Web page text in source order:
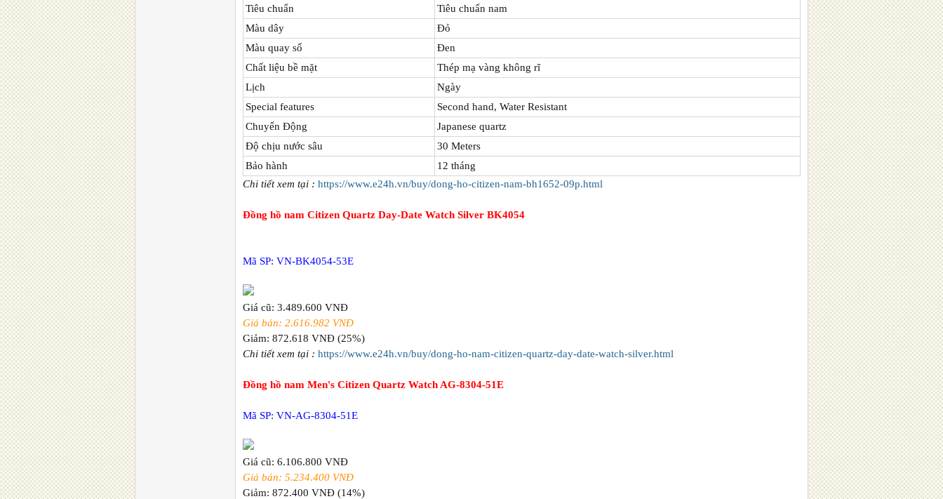
Tiêu chuẩn
Tiêu chuẩn nam
Màu dây
Đỏ
Màu quay số
Đen
Chất liệu bề mặt
Thép mạ vàng không rĩ
Lịch
Ngày
Special features
Second hand, Water Resistant
Chuyển Động
Japanese quartz
Độ chịu nước sâu
30 Meters
Bảo hành
12 tháng
Chi tiết xem tại : https://www.e24h.vn/buy/dong-ho-citizen-nam-bh1652-09p.html
Đồng hồ nam Citizen Quartz Day-Date Watch Silver BK4054
Mã SP: VN-BK4054-53E
Giá cũ: 3.489.600 VNĐ
Giá bán: 2.616.982 VNĐ
Giảm: 872.618 VNĐ (25%)
Chi tiết xem tại : https://www.e24h.vn/buy/dong-ho-nam-citizen-quartz-day-date-watch-silver.html
Đồng hồ nam Men's Citizen Quartz Watch AG-8304-51E
Mã SP: VN-AG-8304-51E
Giá cũ: 6.106.800 VNĐ
Giá bán: 5.234.400 VNĐ
Giảm: 872.400 VNĐ (14%)